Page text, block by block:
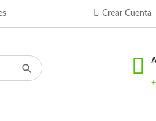
×
×
×
Crear Cuenta